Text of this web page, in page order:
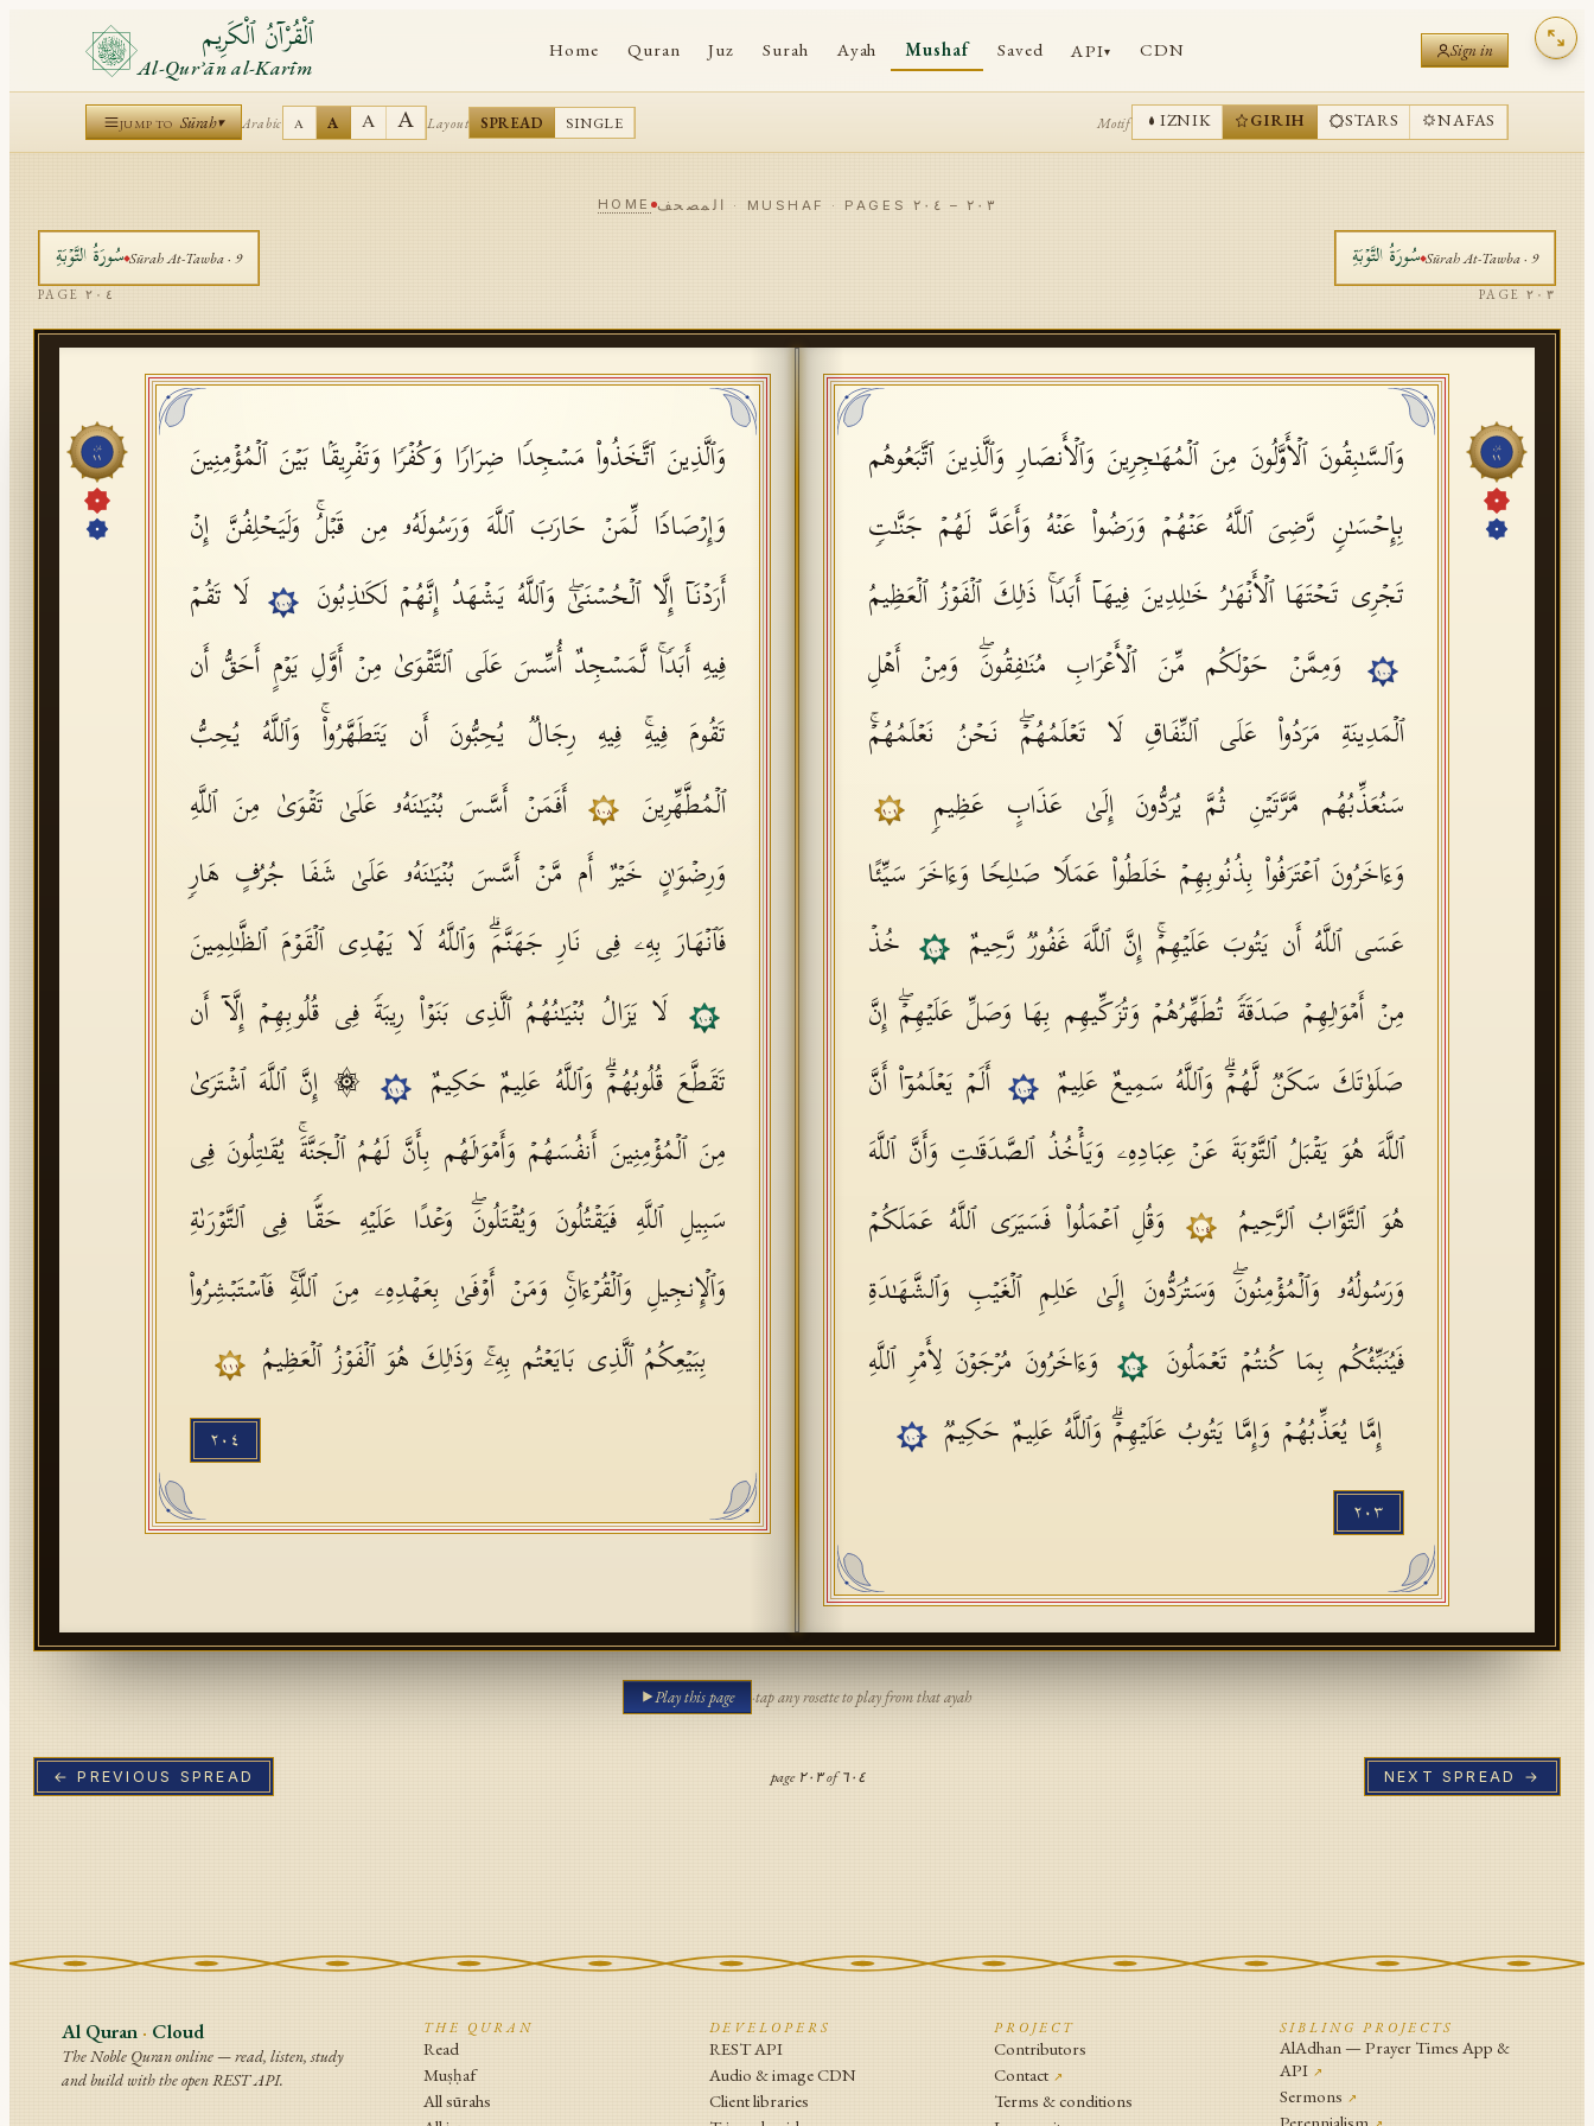
ٱلْقُرْآنُ ٱلْكَرِيم
Al-Qurʾān al-Karīm
Home Quran Juz Surah Ayah Mushaf Saved API▾ CDN Sign in
JUMP TO Sūrah▾ Arabic A A A A Layout SPREAD SINGLE Motif IZNIK GIRIH STARS NAFAS
HOME المصحف · MUSHAF · PAGES ٢٠٣ – ٢٠٤
سُورَةُالتَّوۡبَةِ SūrahAt-Tawba· 9
PAGE ٢٠٤
سُورَةُالتَّوۡبَةِ SūrahAt-Tawba· 9
PAGE ٢٠٣
جُزْء
١١
وَٱلَّذِینَ ٱتَّخَذُوا۟ مَسۡجِدࣰا ضِرَارࣰا وَكُفۡرࣰا وَتَفۡرِیقَۢا بَیۡنَ ٱلۡمُؤۡمِنِینَ
وَإِرۡصَادࣰا لِّمَنۡ حَارَبَ ٱللَّهَ وَرَسُولَهُۥ مِن قَبۡلُۚ وَلَیَحۡلِفُنَّ إِنۡ
أَرَدۡنَاۤ إِلَّا ٱلۡحُسۡنَىٰۖ وَٱللَّهُ یَشۡهَدُ إِنَّهُمۡ لَكَـٰذِبُونَ
١٠٧
لَا تَقُمۡ
فِیهِ أَبَدࣰاۚ لَّمَسۡجِدٌ أُسِّسَ عَلَى ٱلتَّقۡوَىٰ مِنۡ أَوَّلِ یَوۡمٍ أَحَقُّ أَن
تَقُومَ فِیهِۚ فِیهِ رِجَالࣱ یُحِبُّونَ أَن یَتَطَهَّرُوا۟ۚ وَٱللَّهُ یُحِبُّ
ٱلۡمُطَّهِّرِینَ
١٠٨
أَفَمَنۡ أَسَّسَ بُنۡیَـٰنَهُۥ عَلَىٰ تَقۡوَىٰ مِنَ ٱللَّهِ
وَرِضۡوَ ٰ⁠نٍ خَیۡرٌ أَم مَّنۡ أَسَّسَ بُنۡیَـٰنَهُۥ عَلَىٰ شَفَا جُرُفٍ هَارࣲ
فَٱنۡهَارَ بِهِۦ فِی نَارِ جَهَنَّمَۗ وَٱللَّهُ لَا یَهۡدِی ٱلۡقَوۡمَ ٱلظَّـٰلِمِینَ
١٠٩
لَا یَزَالُ بُنۡیَـٰنُهُمُ ٱلَّذِی بَنَوۡا۟ رِیبَةࣰ فِی قُلُوبِهِمۡ إِلَّاۤ أَن
تَقَطَّعَ قُلُوبُهُمۡۗ وَٱللَّهُ عَلِیمٌ حَكِیمٌ
١١٠
۞ إِنَّ ٱللَّهَ ٱشۡتَرَىٰ
مِنَ ٱلۡمُؤۡمِنِینَ أَنفُسَهُمۡ وَأَمۡوَ ٰ⁠لَهُم بِأَنَّ لَهُمُ ٱلۡجَنَّةَۚ یُقَـٰتِلُونَ فِی
سَبِیلِ ٱللَّهِ فَیَقۡتُلُونَ وَیُقۡتَلُونَۖ وَعۡدًا عَلَیۡهِ حَقࣰّا فِی ٱلتَّوۡرَىٰةِ
وَٱلۡإِنجِیلِ وَٱلۡقُرۡءَانِۚ وَمَنۡ أَوۡفَىٰ بِعَهۡدِهِۦ مِنَ ٱللَّهِۚ فَٱسۡتَبۡشِرُوا۟
بِبَیۡعِكُمُ ٱلَّذِی بَایَعۡتُم بِهِۦۚ وَذَ ٰ⁠لِكَ هُوَ ٱلۡفَوۡزُ ٱلۡعَظِیمُ
١١١
٢٠٤
جُزْء
١١
وَٱلسَّـٰبِقُونَ ٱلۡأَوَّلُونَ مِنَ ٱلۡمُهَـٰجِرِینَ وَٱلۡأَنصَارِ وَٱلَّذِینَ ٱتَّبَعُوهُم
بِإِحۡسَـٰنࣲ رَّضِیَ ٱللَّهُ عَنۡهُمۡ وَرَضُوا۟ عَنۡهُ وَأَعَدَّ لَهُمۡ جَنَّـٰتࣲ
تَجۡرِی تَحۡتَهَا ٱلۡأَنۡهَـٰرُ خَـٰلِدِینَ فِیهَاۤ أَبَدࣰاۚ ذَ ٰ⁠لِكَ ٱلۡفَوۡزُ ٱلۡعَظِیمُ
١٠٠
وَمِمَّنۡ حَوۡلَكُم مِّنَ ٱلۡأَعۡرَابِ مُنَـٰفِقُونَۖ وَمِنۡ أَهۡلِ
ٱلۡمَدِینَةِ مَرَدُوا۟ عَلَى ٱلنِّفَاقِ لَا تَعۡلَمُهُمۡۖ نَحۡنُ نَعۡلَمُهُمۡۚ
سَنُعَذِّبُهُم مَّرَّتَیۡنِ ثُمَّ یُرَدُّونَ إِلَىٰ عَذَابٍ عَظِیمࣲ
١٠١
وَءَاخَرُونَ ٱعۡتَرَفُوا۟ بِذُنُوبِهِمۡ خَلَطُوا۟ عَمَلࣰا صَـٰلِحࣰا وَءَاخَرَ سَیِّئًا
عَسَى ٱللَّهُ أَن یَتُوبَ عَلَیۡهِمۡۚ إِنَّ ٱللَّهَ غَفُورࣱ رَّحِیمٌ
١٠٢
خُذۡ
مِنۡ أَمۡوَ ٰ⁠لِهِمۡ صَدَقَةࣰ تُطَهِّرُهُمۡ وَتُزَكِّیهِم بِهَا وَصَلِّ عَلَیۡهِمۡۖ إِنَّ
صَلَوٰتَكَ سَكَنࣱ لَّهُمۡۗ وَٱللَّهُ سَمِیعٌ عَلِیمٌ
١٠٣
أَلَمۡ یَعۡلَمُوۤا۟ أَنَّ
ٱللَّهَ هُوَ یَقۡبَلُ ٱلتَّوۡبَةَ عَنۡ عِبَادِهِۦ وَیَأۡخُذُ ٱلصَّدَقَـٰتِ وَأَنَّ ٱللَّهَ
هُوَ ٱلتَّوَّابُ ٱلرَّحِیمُ
١٠٤
وَقُلِ ٱعۡمَلُوا۟ فَسَیَرَى ٱللَّهُ عَمَلَكُمۡ
وَرَسُولُهُۥ وَٱلۡمُؤۡمِنُونَۖ وَسَتُرَدُّونَ إِلَىٰ عَـٰلِمِ ٱلۡغَیۡبِ وَٱلشَّهَـٰدَةِ
فَیُنَبِّئُكُم بِمَا كُنتُمۡ تَعۡمَلُونَ
١٠٥
وَءَاخَرُونَ مُرۡجَوۡنَ لِأَمۡرِ ٱللَّهِ
إِمَّا یُعَذِّبُهُمۡ وَإِمَّا یَتُوبُ عَلَیۡهِمۡۗ وَٱللَّهُ عَلِیمٌ حَكِیمࣱ
١٠٦
٢٠٣
Play this page ·tap any rosette to play from that ayah
← PREVIOUS SPREAD page ٢٠٣of٦٠٤ NEXT SPREAD →
Al Quran · Cloud
The Noble Quran online — read, listen, study
and build with the open REST API.
THE QURAN
Read
Muṣḥaf
All sūrahs
DEVELOPERS
REST API
Audio & image CDN
Client libraries
PROJECT
Contributors
Contact ↗
Terms & conditions
SIBLING PROJECTS
AlAdhan — Prayer Times App &
API ↗
Sermons ↗